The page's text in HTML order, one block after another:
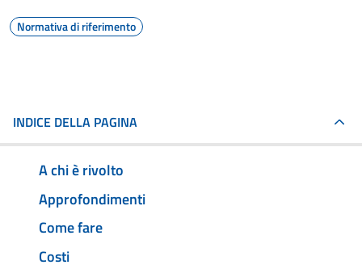
Normativa di riferimento
INDICE DELLA PAGINA
A chi è rivolto
Approfondimenti
Come fare
Costi